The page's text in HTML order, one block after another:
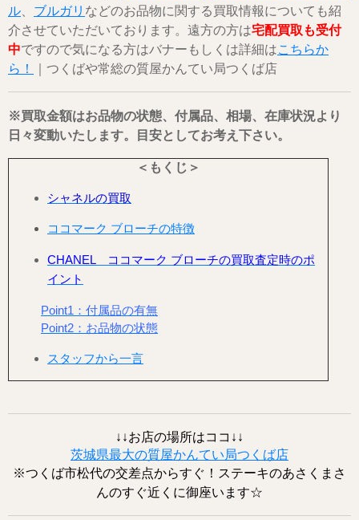
ル
ブルガリ などのお品物に関する買取情報についても紹
介させていただいております。遠方の方は宅配買取も受付
中ですので気になる方はバナーもしくは詳細はこちらか
ら！
｜つくばや常総の質屋かんてい局つくば店
※買取金額はお品物の状態、付属品、相場、在庫状況より
日々変動いたします。目安としてお考え下さい。
＜もくじ＞
シャネルの買取
ココマーク ブローチの特徴
CHANEL ココマーク ブローチの買取査定時のポ
イント
Point1：付属品の有無
Point2：お品物の状態
スタッフから一言
↓↓お店の場所はココ↓↓
茨城県最大の質屋かんてい局つくば店
※つくば市松代の交差点からすぐ！ステーキのあさくまさ
んのすぐ近くに御座います☆